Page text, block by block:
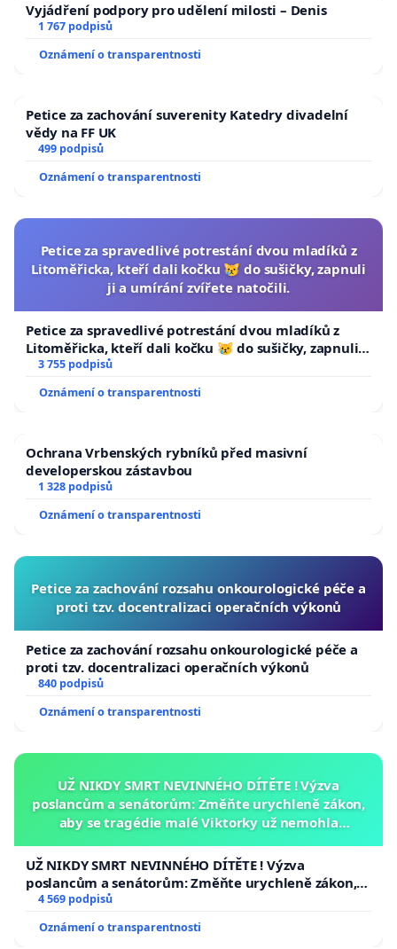
Vyjádření podpory pro udělení milosti – Denis
1 767 podpisů
Oznámení o transparentnosti
Petice za zachování suverenity Katedry divadelní
vědy na FF UK
499 podpisů
Oznámení o transparentnosti
Petice za spravedlivé potrestání dvou mladíků z
Litoměřicka, kteří dali kočku 😿 do sušičky, zapnuli
ji a umírání zvířete natočili.
Petice za spravedlivé potrestání dvou mladíků z
Litoměřicka, kteří dali kočku 😿 do sušičky, zapnuli ji
a umírání zvířete natočili.
3 755 podpisů
Oznámení o transparentnosti
Ochrana Vrbenských rybníků před masivní
developerskou zástavbou
1 328 podpisů
Oznámení o transparentnosti
Petice za zachování rozsahu onkourologické péče a
proti tzv. docentralizaci operačních výkonů
Petice za zachování rozsahu onkourologické péče a
proti tzv. docentralizaci operačních výkonů
840 podpisů
Oznámení o transparentnosti
UŽ NIKDY SMRT NEVINNÉHO DÍTĚTE ! Výzva
poslancům a senátorům: Změňte urychleně zákon,
aby se tragédie malé Viktorky už nemohla
UŽ NIKDY SMRT NEVINNÉHO DÍTĚTE ! Výzva
poslancům a senátorům: Změňte urychleně zákon,
aby se tragédie malé Viktorky už nemohla opakovat!
4 569 podpisů
Oznámení o transparentnosti